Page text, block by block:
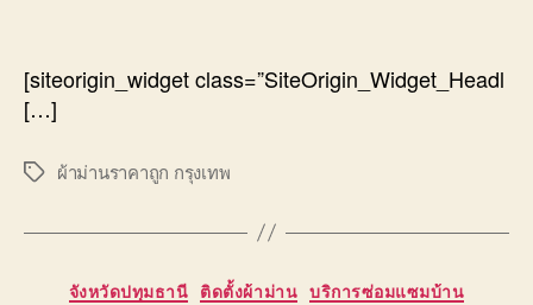
[siteorigin_widget class=”SiteOrigin_Widget_Headl
[…]
Tagsผ้าม่านราคาถูก กรุงเทพ
Categories
จังหวัดปทุมธานี ติดตั้งผ้าม่าน บริการซ่อมแซมบ้าน